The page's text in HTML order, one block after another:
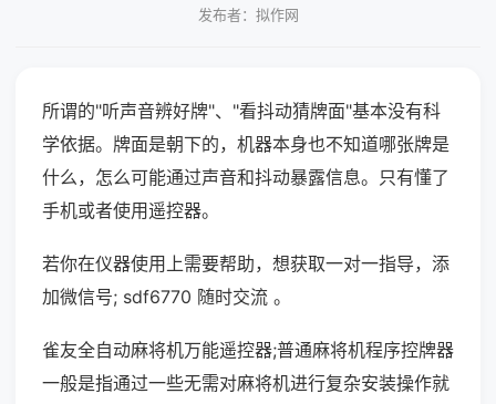
发布者：拟作网
所谓的"听声音辨好牌"、"看抖动猜牌面"基本没有科
学依据。牌面是朝下的，机器本身也不知道哪张牌是
什么，怎么可能通过声音和抖动暴露信息。只有懂了
手机或者使用遥控器。
若你在仪器使用上需要帮助，想获取一对一指导，添
加微信号; sdf6770 随时交流 。
雀友全自动麻将机万能遥控器;普通麻将机程序控牌器
一般是指通过一些无需对麻将机进行复杂安装操作就